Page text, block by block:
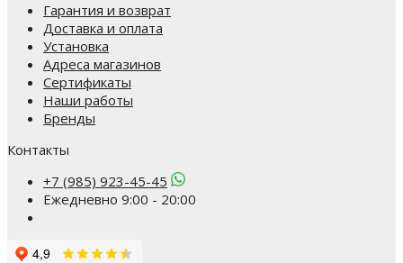
Гарантия и возврат
Доставка и оплата
Установка
Адреса магазинов
Сертификаты
Наши работы
Бренды
Контакты
+7 (985) 923-45-45
Ежедневно 9:00 - 20:00